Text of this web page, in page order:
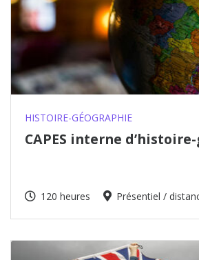
HISTOIRE-GÉOGRAPHIE
CAPES interne
120 heures Présentiel /